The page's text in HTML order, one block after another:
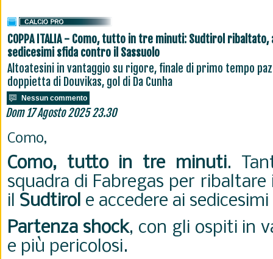
COPPA ITALIA - Como, tutto in tre minuti: Sudtirol ribaltato,
sedicesimi sfida contro il Sassuolo
Altoatesini in vantaggio su rigore, finale di primo tempo
doppietta di Douvikas, gol di Da Cunha
Nessun commento
Dom 17 Agosto 2025 23.30
Como,
Como, tutto in tre minuti.
squadra di Fabregas per
il Sudtirol e accedere ai
Partenza shock, con gli ospiti in
e più pericolosi.